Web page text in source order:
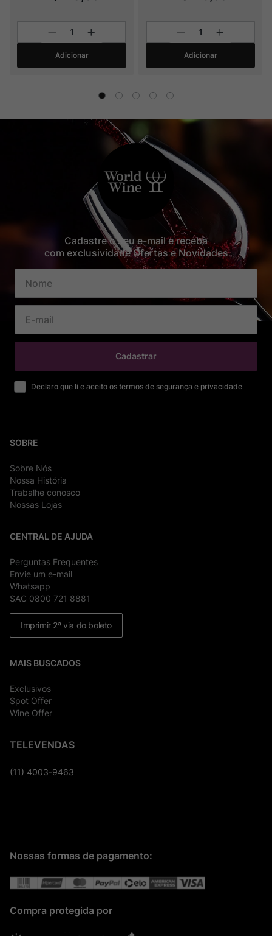
Adicionar Adicionar
Cadastre o seu e-mail e receba
com exclusividade Ofertas e Novidades
Cadastrar
Declaro que li e aceito os termos de segurança e privacidade
SOBRE
Sobre Nós
Nossa História
Trabalhe conosco
Nossas Lojas
CENTRAL DE AJUDA
Perguntas Frequentes
Envie um e-mail
Whatsapp
SAC 0800 721 8881
Imprimir 2ª via do boleto
MAIS BUSCADOS
Exclusivos
Spot Offer
Wine Offer
TELEVENDAS
(11) 4003-9463
Nossas formas de pagamento:
Compra protegida por